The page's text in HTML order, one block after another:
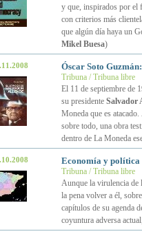
y que, inspirados por el
con criterios más
que algún día haya un
Mikel Buesa)
Óscar Soto
Tribuna / Tribuna libre
El 11 de septiembre de
su presidente Salvador
Moneda que es atacado.
sobre todo, una obra
dentro de La Moneda
Economía y
Tribuna / Tribuna libre
Aunque la virulencia de
la pena volver a él,
capítulos de su agenda
coyuntura adversa